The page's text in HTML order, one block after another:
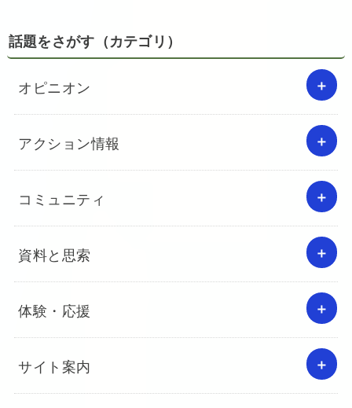
話題をさがす（カテゴリ）
オピニオン
アクション情報
コミュニティ
資料と思索
体験・応援
サイト案内